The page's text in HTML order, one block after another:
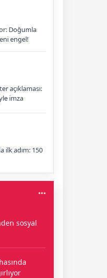
Doğumla
engel!
açıklaması:
imza
ilk adım: 150
sosyal